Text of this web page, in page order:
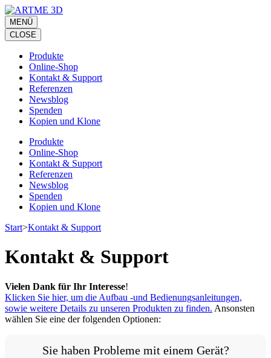
Zum
Inhalt
springen
(Eingabetaste
drücken)
MENÜ
CLOSE
Produkte
Online-Shop
Kontakt & Support
Referenzen
Newsblog
Spenden
Kopien und Klone
Produkte
Online-Shop
Kontakt & Support
Referenzen
Newsblog
Spenden
Kopien und Klone
Start>Kontakt & Support
Kontakt & Support
Vielen Dank für Ihr Interesse!
Klicken Sie hier, um die Aufbau -und Bedienungsanleitungen,
sowie weitere Details zu unseren Produkten zu finden. Ansonsten
wählen Sie eine der folgenden Optionen:
Sie haben Probleme mit einem Gerät?